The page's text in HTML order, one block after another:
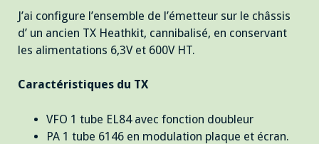
J’ai configure l’ensemble de l’émetteur sur le châssis
d’ un ancien TX Heathkit, cannibalisé, en conservant
les alimentations 6,3V et 600V HT.
Caractéristiques du TX
VFO 1 tube EL84 avec fonction doubleur
PA 1 tube 6146 en modulation plaque et écran.